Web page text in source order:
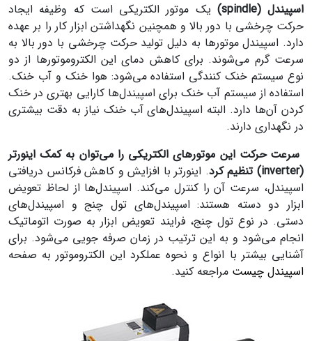
اسپیندل (spindle)
یک موتور الکتریکی است که وظیفه ایجاد
حرکت چرخشی با دور بالا و همچنین نگهداشتن ابزار کار را بر عهده
دارد. اسپیندل موتورها به دلیل تولید حرکت چرخشی با دور بالا به
سرعت گرم می‌شوند. برای کاهش دمای این الکتروموتورها از دو
نوع سیستم خنک کنندگی استفاده می‌شود: هوا خنک و آب خنک.
استفاده از سیستم آب خنک برای اسپیندل‌ها کارایی بهتری در خنک
کردن آن‌ها دارد. البته اسپیندل‌های آب خنک نیاز به دقت بیشتری
در نگهداری دارند.
سرعت حرکت این موتورهای الکتریکی را می‌توان به کمک اینورتر
(inverter) تنظیم کرد
. اینورتر با افزایش و کاهش فرکانس دریافتی
اسپیندل، سرعت آن را کنترل می‌کند. اسپیندل‌ها از لحاظ تعویض
ابزار دو دسته هستند: اسپیندل‌های تول چنج و اسپیندل‌های
دستی. در نوع تول چنج، فرایند تعویض ابزار به صورت اتوماتیک
انجام می‌شود و به این ترتیب در زمان صرفه جویی می‌شود. برای
آشنایی بیشتر با انواع و نحوه عملکرد این الکتروموتور به صفحه
اسپیندل چیست مراجعه کنید.